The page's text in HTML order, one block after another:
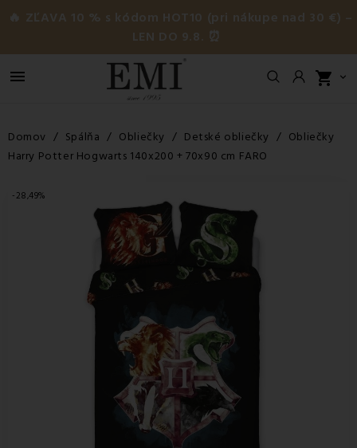
🔥 ZĽAVA 10 % s kódom HOT10 (pri nákupe nad 30 €) –
LEN DO 9.8. ⏰
 shopping_cart 
Domov Spálňa Obliečky Detské obliečky
Obliečky
Harry Potter Hogwarts 140x200 + 70x90 cm FARO
-28,49%